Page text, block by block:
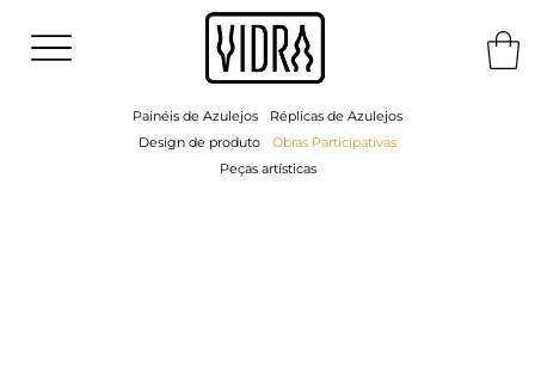
Painéis de Azulejos
Réplicas de Azulejos
Design de produto
Obras Participativas
Peças artísticas